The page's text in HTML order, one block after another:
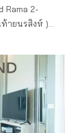
ชั้น ต่อเติม
ท้อนทุกองศา
กตารางนิ้ว
ของชีวิต ฉีกทุก
งถึง 4 เฉดสี
สูบฉีดความ
ระบบขนส่ง
วนรอบนอก
Rama 2-
ายนรสิงห์ )
งโครงการ
รสิงห์ อ.เมือง
ลักษณะ
-
ห้องน้ำ 1 ห้อง
าดใหญ่ พื้นที่
บบ้าน CAYLA